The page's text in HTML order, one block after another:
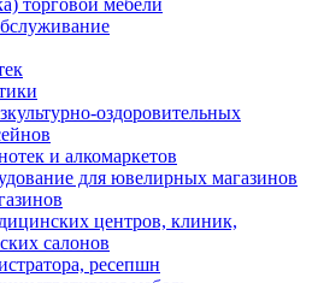
торговой мебели
оздоровительных
и алкомаркетов
для ювелирных магазинов
центров, клиник,
салонов
ресепшн